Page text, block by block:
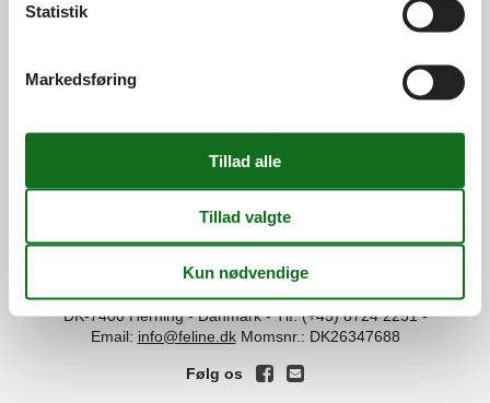
Din tryghed
©Feline Holidays-Feline Holidays A/S-Nygade 8B, 2.th -
DK-7400 Herning-Danmark -Tlf: (+45) 8724 2251-
Email: info@feline.dk Momsnr.: DK26347688
Følg os
Statistik
Markedsføring